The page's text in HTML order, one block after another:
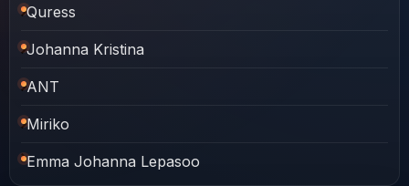
Quress
Johanna Kristina
ANT
Miriko
Emma Johanna Lepasoo